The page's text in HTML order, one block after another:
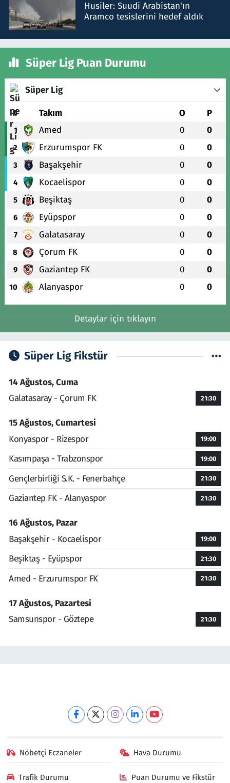
Husiler: Suudi Arabistan'ın
Aramco tesislerini hedef aldık
Süper Lig Puan Durumu
Süper Lig
# Takım O P
1 Amed 0 0
2 Erzurumspor FK 0 0
3 Başakşehir 0 0
4 Kocaelispor 0 0
5 Beşiktaş 0 0
6 Eyüpspor 0 0
7 Galatasaray 0 0
8 Çorum FK 0 0
9 Gaziantep FK 0 0
10 Alanyaspor 0 0
Detaylar için tıklayın
Süper Lig Fikstür
14 Ağustos, Cuma
Galatasaray - Çorum FK
21:30
15 Ağustos, Cumartesi
Konyaspor - Rizespor
19:00
Kasımpaşa - Trabzonspor 19:00
Gençlerbirliği S.K. - Fenerbahçe 21:30
Gaziantep FK - Alanyaspor 21:30
16 Ağustos, Pazar
Başakşehir - Kocaelispor
19:00
Beşiktaş - Eyüpspor 21:30
Amed - Erzurumspor FK 21:30
17 Ağustos, Pazartesi
Samsunspor - Göztepe
21:30
Nöbetçi Eczaneler Hava Durumu
Trafik Durumu Puan Durumu ve Fikstür